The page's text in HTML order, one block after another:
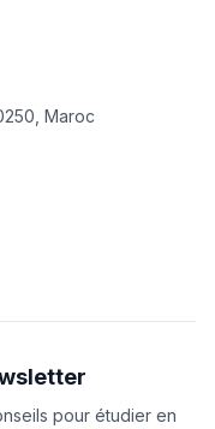
Maroc
pour étudier en